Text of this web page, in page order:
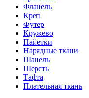
Фланель
Креп
Футер
Кружево
Пайетки
Нарядные ткани
Шанель
Шерсть
Тафта
Плательная ткань